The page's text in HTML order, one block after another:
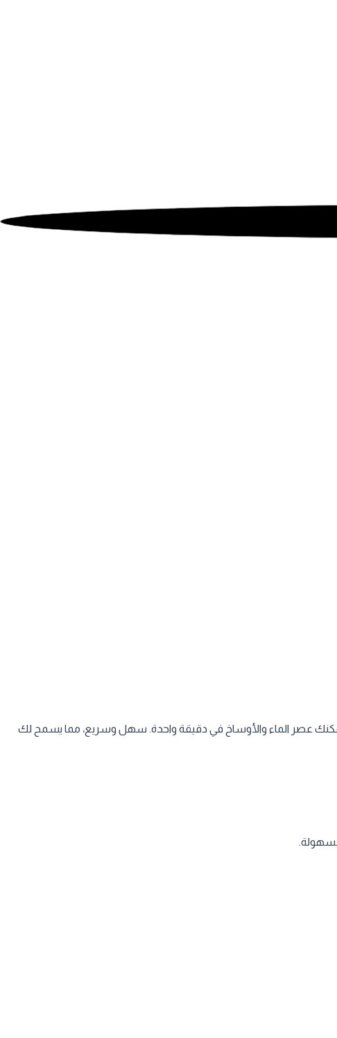
عصر الماء والأوساخ في دقيقة واحدة. سهل وسريع، مما يسمح لك
بسهولة.